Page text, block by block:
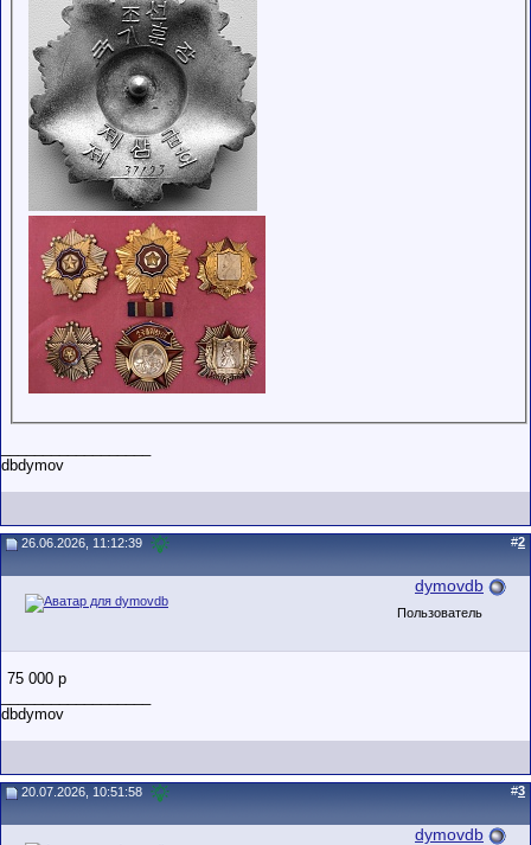
dbdymov
26.06.2026, 11:12:39 #2
dymovdb
Пользователь
75 000 р
dbdymov
20.07.2026, 10:51:58 #3
dymovdb